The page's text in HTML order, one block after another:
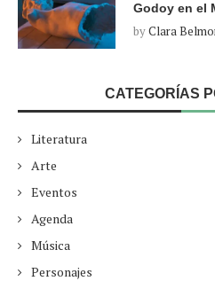
Godoy en el
byClara
CATEGORÍAS
Literatura
Arte
Eventos
Agenda
Música
Personajes